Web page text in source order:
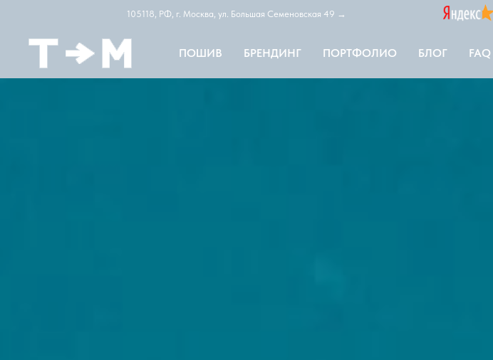
105118, РФ, г. Москва, ул. Большая Семеновская 49 →
ПОШИВ БРЕНДИНГ ПОРТФОЛИО БЛОГ FAQ